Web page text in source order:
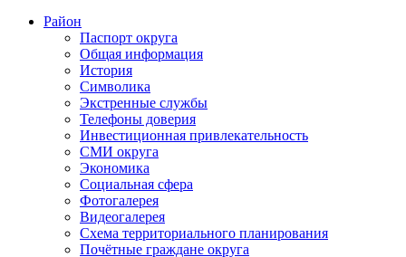
Район
Паспорт округа
Общая информация
История
Символика
Экстренные службы
Телефоны доверия
Инвестиционная привлекательность
СМИ округа
Экономика
Социальная сфера
Фотогалерея
Видеогалерея
Схема территориального планирования
Почётные граждане округа